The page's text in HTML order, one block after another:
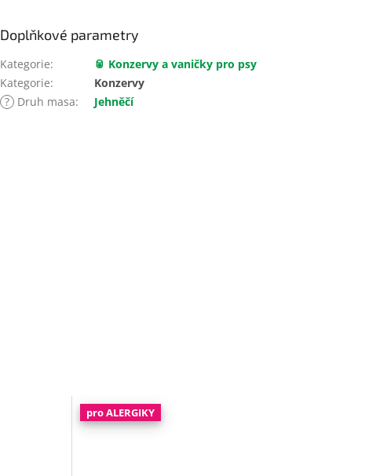
Doplňkové parametry
Kategorie:
🥫 Konzervy a vaničky pro psy
Kategorie:
Konzervy
? Druh masa: Jehněčí
pro ALERGIKY